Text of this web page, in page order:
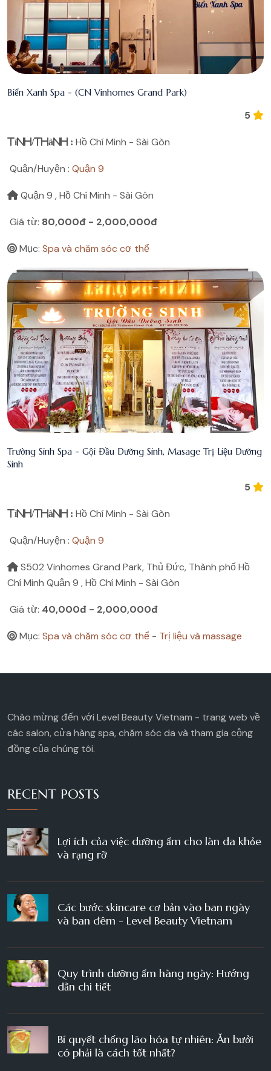
Biển Xanh Spa - (CN Vinhomes Grand Park)
5
Tỉnh/Thành : Hồ Chí Minh - Sài Gòn
Quận/Huyện : Quận 9
Quận 9 , Hồ Chí Minh - Sài Gòn
Giá từ: 80,000đ - 2,000,000đ
Mục: Spa và chăm sóc cơ thể
Trường Sinh Spa - Gội Đầu Dưỡng Sinh, Masage Trị Liệu Dưỡng
Sinh
5
Tỉnh/Thành : Hồ Chí Minh - Sài Gòn
Quận/Huyện : Quận 9
S502 Vinhomes Grand Park, Thủ Đức, Thành phố Hồ
Chí Minh Quận 9 , Hồ Chí Minh - Sài Gòn
Giá từ: 40,000đ - 2,000,000đ
Mục: Spa và chăm sóc cơ thể - Trị liệu và massage
Chào mừng đến với Level Beauty Vietnam - trang web về
các salon, cửa hàng spa, chăm sóc da và tham gia cộng
đồng của chúng tôi.
RECENT POSTS
Lợi ích của việc dưỡng ẩm cho làn da khỏe
và rạng rỡ
Các bước skincare cơ bản vào ban ngày
và ban đêm - Level Beauty Vietnam
Quy trình dưỡng ẩm hàng ngày: Hướng
dẫn chi tiết
Bí quyết chống lão hóa tự nhiên: Ăn bưởi
có phải là cách tốt nhất?